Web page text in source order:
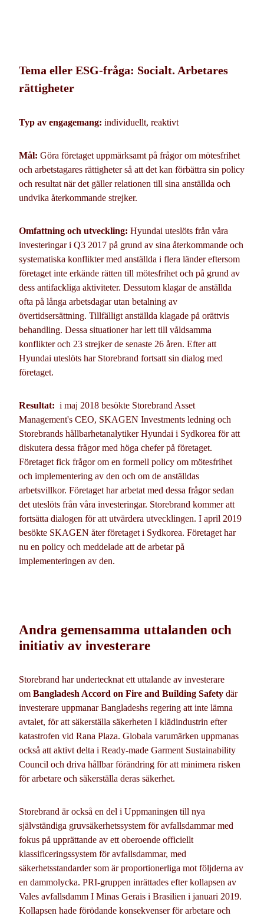
Tema eller ESG-fråga: Socialt. Arbetares
rättigheter
Typ av engagemang: individuellt, reaktivt
Mål: Göra företaget uppmärksamt på frågor om mötesfrihet
och arbetstagares rättigheter så att det kan förbättra sin policy
och resultat när det gäller relationen till sina anställda och
undvika återkommande strejker.
Omfattning och utveckling: Hyundai uteslöts från våra
investeringar i Q3 2017 på grund av sina återkommande och
systematiska konflikter med anställda i flera länder eftersom
företaget inte erkände rätten till mötesfrihet och på grund av
dess antifackliga aktiviteter. Dessutom klagar de anställda
ofta på långa arbetsdagar utan betalning av
övertidsersättning. Tillfälligt anställda klagade på orättvis
behandling. Dessa situationer har lett till våldsamma
konflikter och 23 strejker de senaste 26 åren. Efter att
Hyundai uteslöts har Storebrand fortsatt sin dialog med
företaget.
Resultat: i maj 2018 besökte Storebrand Asset
Management's CEO, SKAGEN Investments ledning och
Storebrands hållbarhetanalytiker Hyundai i Sydkorea för att
diskutera dessa frågor med höga chefer på företaget.
Företaget fick frågor om en formell policy om mötesfrihet
och implementering av den och om de anställdas
arbetsvillkor. Företaget har arbetat med dessa frågor sedan
det uteslöts från våra investeringar. Storebrand kommer att
fortsätta dialogen för att utvärdera utvecklingen. I april 2019
besökte SKAGEN åter företaget i Sydkorea. Företaget har
nu en policy och meddelade att de arbetar på
implementeringen av den.
Andra gemensamma uttalanden och
initiativ av investerare
Storebrand har undertecknat ett uttalande av investerare
om Bangladesh Accord on Fire and Building Safety där
investerare uppmanar Bangladeshs regering att inte lämna
avtalet, för att säkerställa säkerheten I klädindustrin efter
katastrofen vid Rana Plaza. Globala varumärken uppmanas
också att aktivt delta i Ready-made Garment Sustainability
Council och driva hållbar förändring för att minimera risken
för arbetare och säkerställa deras säkerhet.
Storebrand är också en del i Uppmaningen till nya
självständiga gruvsäkerhetssystem för avfallsdammar med
fokus på upprättande av ett oberoende officiellt
klassificeringssystem för avfallsdammar, med
säkerhetsstandarder som är proportionerliga mot följderna av
en dammolycka. PRI-gruppen inrättades efter kollapsen av
Vales avfallsdamm I Minas Gerais i Brasilien i januari 2019.
Kollapsen hade förödande konsekvenser för arbetare och